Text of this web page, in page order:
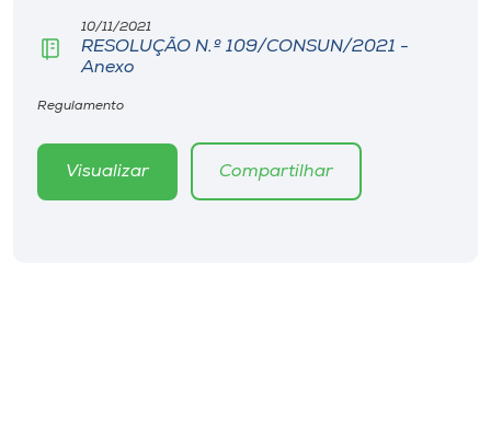
Store
Selecione
o idioma
10/11/2021
RESOLUÇÃO N.º 109/CONSUN/2021 -
Anexo
Regulamento
Visualizar Compartilhar